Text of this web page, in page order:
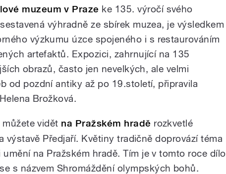
muzeum v Praze ke 135. výročí svého
výhradně ze sbírek muzea, je výsledkem
výzkumu úzce spojeného i s restaurováním
artefaktů. Expozici, zahrnující na 135
obrazů, často jen nevelkých, ale velmi
od pozdní antiky až po 19.století, připravila
Brožková.
vidět na Pražském hradě rozkvetlé
výstavě Předjaří. Květiny tradičně doprovází téma
na Pražském hradě. Tím je v tomto roce dílo
s názvem Shromáždění olympských bohů.